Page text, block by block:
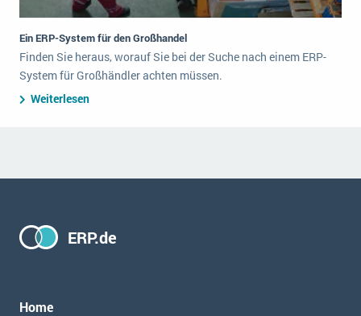
Ein ERP-System für den Großhandel
Finden Sie heraus, worauf Sie bei der Suche nach einem ERP-
System für Großhändler achten müssen.
Weiterlesen
ERP.de
Home